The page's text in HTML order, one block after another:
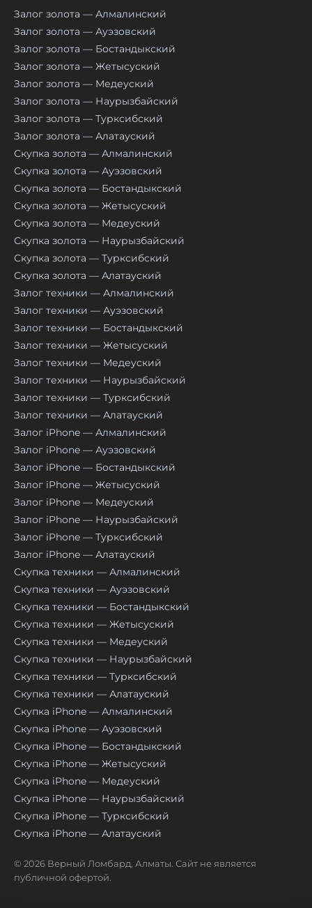
Залог золота — Алмалинский
Залог золота — Ауэзовский
Залог золота — Бостандыкский
Залог золота — Жетысуский
Залог золота — Медеуский
Залог золота — Наурызбайский
Залог золота — Турксибский
Залог золота — Алатауский
Скупка золота — Алмалинский
Скупка золота — Ауэзовский
Скупка золота — Бостандыкский
Скупка золота — Жетысуский
Скупка золота — Медеуский
Скупка золота — Наурызбайский
Скупка золота — Турксибский
Скупка золота — Алатауский
Залог техники — Алмалинский
Залог техники — Ауэзовский
Залог техники — Бостандыкский
Залог техники — Жетысуский
Залог техники — Медеуский
Залог техники — Наурызбайский
Залог техники — Турксибский
Залог техники — Алатауский
Залог iPhone — Алмалинский
Залог iPhone — Ауэзовский
Залог iPhone — Бостандыкский
Залог iPhone — Жетысуский
Залог iPhone — Медеуский
Залог iPhone — Наурызбайский
Залог iPhone — Турксибский
Залог iPhone — Алатауский
Скупка техники — Алмалинский
Скупка техники — Ауэзовский
Скупка техники — Бостандыкский
Скупка техники — Жетысуский
Скупка техники — Медеуский
Скупка техники — Наурызбайский
Скупка техники — Турксибский
Скупка техники — Алатауский
Скупка iPhone — Алмалинский
Скупка iPhone — Ауэзовский
Скупка iPhone — Бостандыкский
Скупка iPhone — Жетысуский
Скупка iPhone — Медеуский
Скупка iPhone — Наурызбайский
Скупка iPhone — Турксибский
Скупка iPhone — Алатауский
© 2026 Верный Ломбард, Алматы. Сайт не является
публичной офертой.